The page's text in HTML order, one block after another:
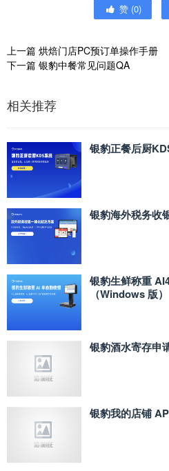
赞 (0)
上一篇 烘焙门店PC预订单操作手册
下一篇 银豹中餐常见问题QA
相关推荐
银豹正餐后厨
银豹海外税务收
银豹生鲜称重
（Windows 版）
银豹酒水寄存申
银豹我的店铺